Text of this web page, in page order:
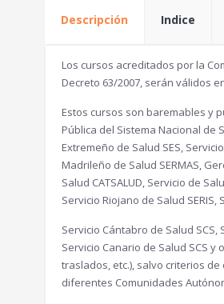
Descripción Indice
Los cursos acreditados por la
Decreto 63/2007, serán válidos
Estos cursos son baremables y
Pública del Sistema Nacional de
Extremeño de Salud SES,
Madrileño de Salud SERMAS,
Salud CATSALUD, Servicio de
Servicio Riojano de Salud SERIS,
Servicio Cántabro de Salud SCS,
Servicio Canario de Salud SCS
traslados, etc.), salvo criterios
diferentes Comunidades